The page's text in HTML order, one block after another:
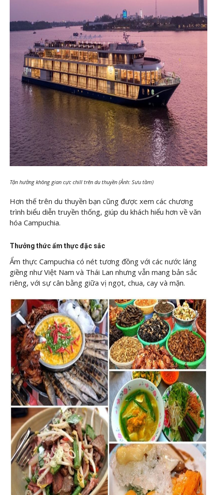
Tận hưởng không gian cực chill trên du thuyền (Ảnh: Sưu tầm)
Hơn thế trên du thuyền bạn cũng được xem các chương
trình biểu diễn truyền thống, giúp du khách hiểu hơn về văn
hóa Campuchia.
Thưởng thức ẩm thực đặc sắc
Ẩm thực Campuchia có nét tương đồng với các nước láng
giềng như Việt Nam và Thái Lan nhưng vẫn mang bản sắc
riêng, với sự cân bằng giữa vị ngọt, chua, cay và mặn.